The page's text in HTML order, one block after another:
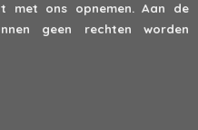
met ons opnemen. Aan de
geen rechten worden